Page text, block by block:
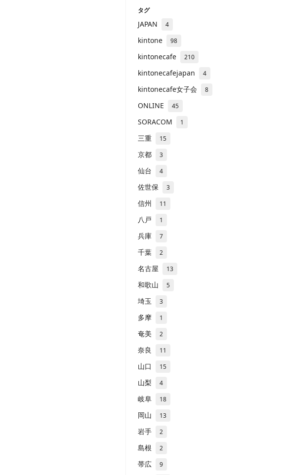
タグ
JAPAN 4
kintone 98
kintonecafe 210
kintonecafejapan 4
kintonecafe女子会 8
ONLINE 45
SORACOM 1
三重 15
京都 3
仙台 4
佐世保 3
信州 11
八戸 1
兵庫 7
千葉 2
名古屋 13
和歌山 5
埼玉 3
多摩 1
奄美 2
奈良 11
山口 15
山梨 4
岐阜 18
岡山 13
岩手 2
島根 2
帯広 9